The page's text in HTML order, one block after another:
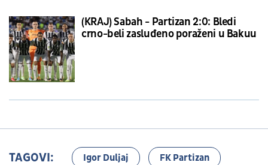
(KRAJ) Sabah - Partizan 2:0: Bledi
crno-beli zasluđeno poraženi u Bakuu
TAGOVI: Igor Duljaj FK Partizan